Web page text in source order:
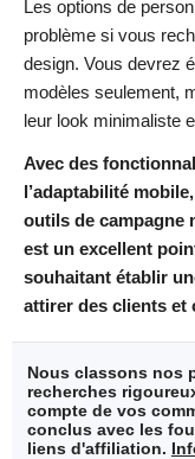
Les options de
problème si vous
design. Vous devrez
modèles seulement,
leur look minimaliste
Avec des
l’adaptabilité
outils de campagne
est un excellent
souhaitant établir
attirer des clients et
Nous classons nos
recherches
compte de vos
conclus avec les
liens d'affiliation.